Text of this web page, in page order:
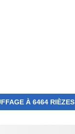
À 6464 RIÈZES